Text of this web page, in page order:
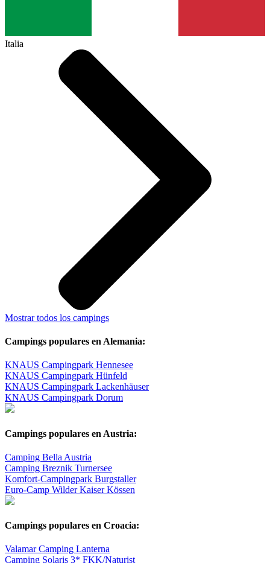
Italia
Mostrar todos los campings
Campings populares en Alemania:
KNAUS Campingpark Hennesee
KNAUS Campingpark Hünfeld
KNAUS Campingpark Lackenhäuser
KNAUS Campingpark Dorum
Campings populares en Austria:
Camping Bella Austria
Camping Breznik Turnersee
Komfort-Campingpark Burgstaller
Euro-Camp Wilder Kaiser Kössen
Campings populares en Croacia:
Valamar Camping Lanterna
Camping Solaris 3* FKK/Naturist